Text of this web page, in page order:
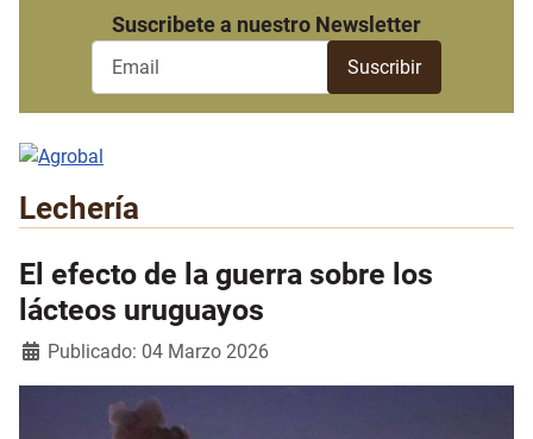
Suscribete a nuestro Newsletter
Lechería
El efecto de la guerra sobre los
lácteos uruguayos
Detalles
Publicado: 04 Marzo 2026